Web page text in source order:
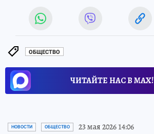
ОБЩЕСТВО
ЧИТАЙТЕ НАС В МАХ!
НОВОСТИ ОБЩЕСТВО 23 мая 2026 14:06